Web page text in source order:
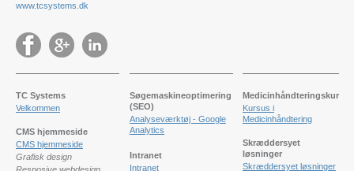
www.tcsystems.dk
TC Systems
Velkommen
CMS hjemmeside
CMS hjemmeside
Grafisk design
Søgemaskineoptimering
(SEO)
Analyseværktøj - Google
Analytics
Intranet
Intranet
Medicinhåndteringskursus
Kursus i
Medicinhåndtering
Skræddersyet
løsninger
Skræddersyet løsninger